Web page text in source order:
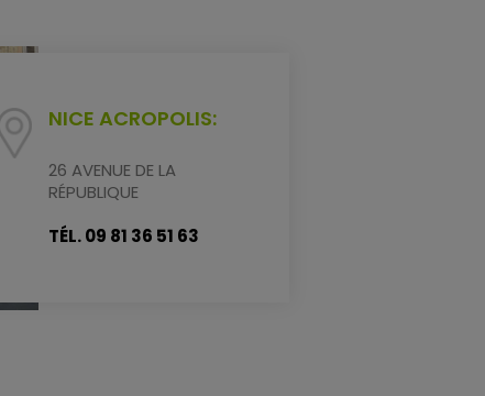
NICE ACROPOLIS:
26 AVENUE DE LA
RÉPUBLIQUE
TÉL. 09 81 36 51 63